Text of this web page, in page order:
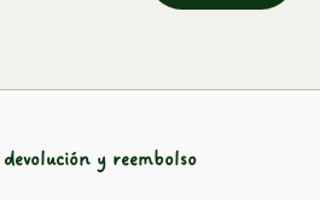
producto
y reembolso